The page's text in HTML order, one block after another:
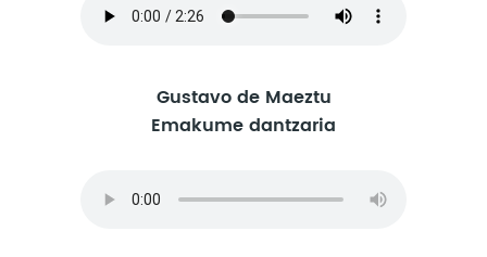
Gustavo de Maeztu
Emakume dantzaria